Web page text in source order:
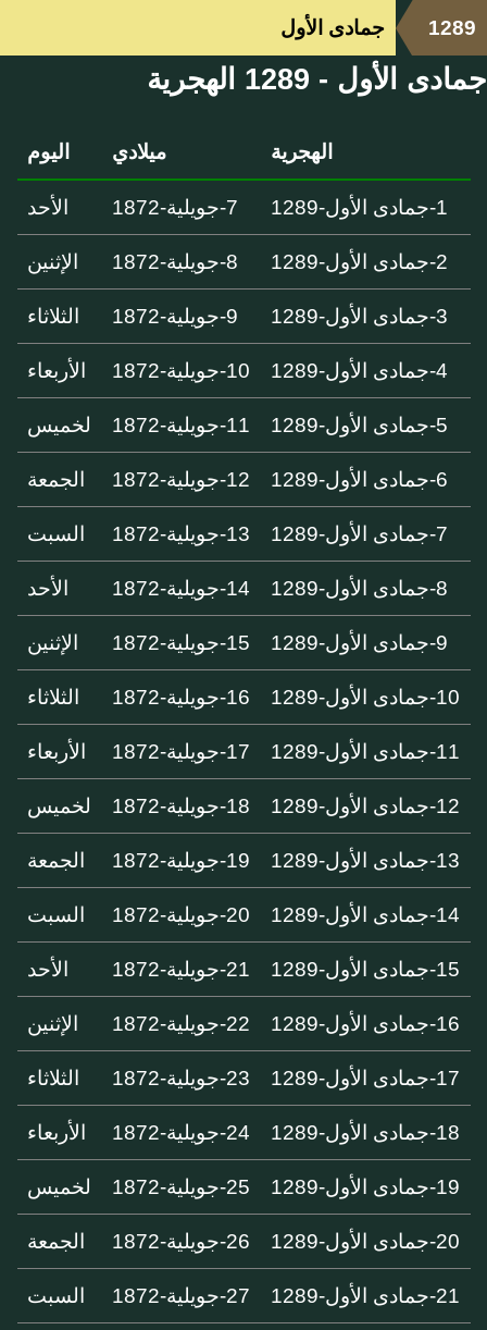
1289 جمادى الأول
جمادى الأول - 1289 الهجرية
الهجرية ميلادي اليوم
1-جمادى الأول-1289 7-جويلية-1872 الأحد
2-جمادى الأول-1289 8-جويلية-1872 الإثنين
3-جمادى الأول-1289 9-جويلية-1872 الثلاثاء
4-جمادى الأول-1289 10-جويلية-1872 الأربعاء
5-جمادى الأول-1289 11-جويلية-1872 لخميس
6-جمادى الأول-1289 12-جويلية-1872 الجمعة
7-جمادى الأول-1289 13-جويلية-1872 السبت
8-جمادى الأول-1289 14-جويلية-1872 الأحد
9-جمادى الأول-1289 15-جويلية-1872 الإثنين
10-جمادى الأول-1289 16-جويلية-1872 الثلاثاء
11-جمادى الأول-1289 17-جويلية-1872 الأربعاء
12-جمادى الأول-1289 18-جويلية-1872 لخميس
13-جمادى الأول-1289 19-جويلية-1872 الجمعة
14-جمادى الأول-1289 20-جويلية-1872 السبت
15-جمادى الأول-1289 21-جويلية-1872 الأحد
16-جمادى الأول-1289 22-جويلية-1872 الإثنين
17-جمادى الأول-1289 23-جويلية-1872 الثلاثاء
18-جمادى الأول-1289 24-جويلية-1872 الأربعاء
19-جمادى الأول-1289 25-جويلية-1872 لخميس
20-جمادى الأول-1289 26-جويلية-1872 الجمعة
21-جمادى الأول-1289 27-جويلية-1872 السبت